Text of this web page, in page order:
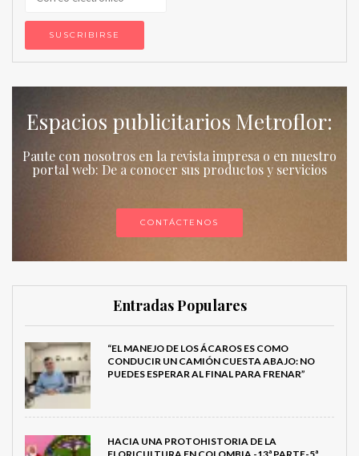
Espacios publicitarios Metroflor:
Paute con nosotros en la revista impresa o en nuestro
portal web: De a conocer sus productos y servicios
CONTÁCTENOS
Entradas Populares
“EL MANEJO DE LOS ÁCAROS ES COMO
CONDUCIR UN CAMIÓN CUESTA ABAJO: NO
PUEDES ESPERAR AL FINAL PARA FRENAR”
HACIA UNA PROTOHISTORIA DE LA